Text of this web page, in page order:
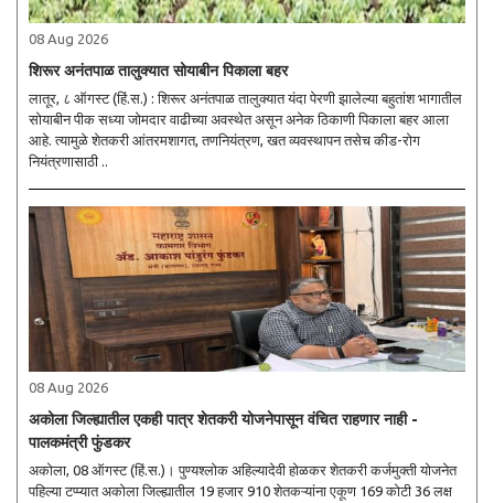
08 Aug 2026
शिरूर अनंतपाळ तालुक्यात सोयाबीन पिकाला बहर
लातूर, ८ ऑगस्ट (हिं.स.) : शिरूर अनंतपाळ तालुक्यात यंदा पेरणी झालेल्या बहुतांश भागातील
सोयाबीन पीक सध्या जोमदार वाढीच्या अवस्थेत असून अनेक ठिकाणी पिकाला बहर आला
आहे. त्यामुळे शेतकरी आंतरमशागत, तणनियंत्रण, खत व्यवस्थापन तसेच कीड-रोग
नियंत्रणासाठी ..
08 Aug 2026
अकोला जिल्ह्यातील एकही पात्र शेतकरी योजनेपासून वंचित राहणार नाही -
पालकमंत्री फुंडकर
अकोला, 08 ऑगस्ट (हिं.स.)। पुण्यश्लोक अहिल्यादेवी होळकर शेतकरी कर्जमुक्ती योजनेत
पहिल्या टप्प्यात अकोला जिल्ह्यातील 19 हजार 910 शेतकऱ्यांना एकूण 169 कोटी 36 लक्ष